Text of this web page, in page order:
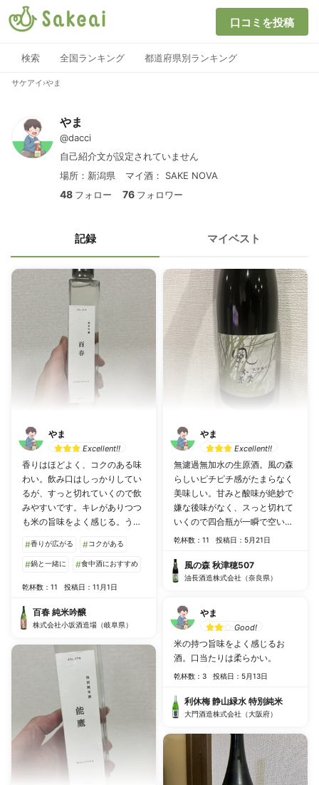
口コミを投稿
検索 全国ランキング 都道府県別ランキング
サケアイ ›やま
やま
@dacci
自己紹介文が設定されていません
場所：新潟県
マイ酒： SAKE NOVA
48 フォロー 76 フォロワー
記録 マイベスト
やま
Excellent!!
香りはほどよく、コクのある味
わい。飲み口はしっかりしてい
るが、すっと切れていくので飲
みやすいです。キレがありつつ
も米の旨味をよく感じる。うー
#香りが広がる #コクがある
#鍋と一緒に #食中酒におすすめ
乾杯数：11 投稿日：11月1日
百春 純米吟醸
株式会社小坂酒造場（岐阜県）
やま
Excellent!!
無濾過無加水の生原酒。風の森
らしいピチピチ感がたまらなく
美味しい。甘みと酸味が絶妙で
嫌な後味がなく、スっと切れて
いくので四合瓶が一瞬で空いて
しまいますね。毎年飲みたい日
乾杯数：11 投稿日：5月21日
風の森 秋津穂507
油長酒造株式会社（奈良県）
やま
Good!
米の持つ旨味をよく感じるお
酒。口当たりは柔らかい。
乾杯数：3 投稿日：5月13日
利休梅 静山緑水 特別純米
大門酒造株式会社（大阪府）